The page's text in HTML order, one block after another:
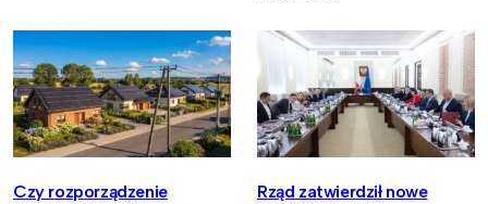
Czy rozporządzenie
Rząd zatwierdził nowe